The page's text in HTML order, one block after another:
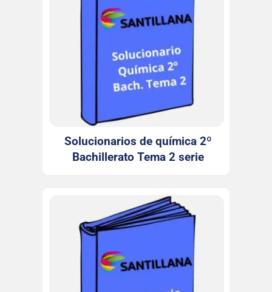
Solucionarios de química 2º
Bachillerato Tema 2 serie